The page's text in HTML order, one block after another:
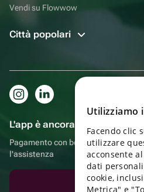
Vendi su Flowwow
Città popolari
L'app è ancora più comoda!
Pagamento con bonus,
l'assistenza
Scarica
Utilizziamo
Facendo clic
utilizzare
acconsente
dati
cookie,
Metrica" e